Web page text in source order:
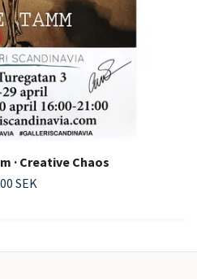
· Creative Chaos
SEK